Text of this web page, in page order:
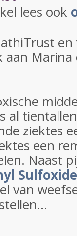
lees ook
en
Marina
al
ziektes
een
Naast
Sulfoxide
van